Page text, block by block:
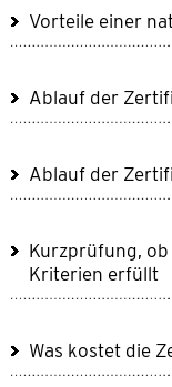
Vorteile einer
Ablauf der
Ablauf der
Kurzprüfung,
Kriterien erfüllt
Was kostet die